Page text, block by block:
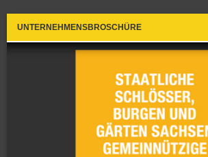
UNTERNEHMENSBROSCHÜRE